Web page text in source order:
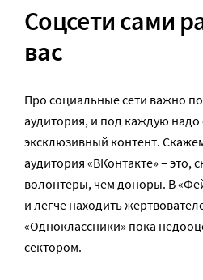
Соцсети сами
вас
Про социальные сети важно
аудитория, и под каждую надо
эксклюзивный контент.
аудитория «ВКонтакте» – это,
волонтеры, чем доноры. В
и легче находить
«Одноклассники» пока
сектором.